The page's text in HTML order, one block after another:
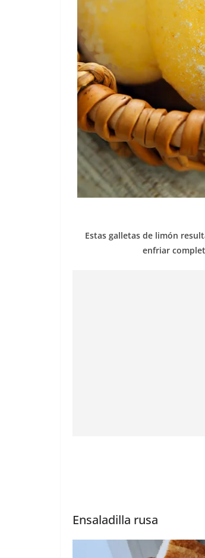
Estas galletas de limón
enfriar
Ensaladilla rusa